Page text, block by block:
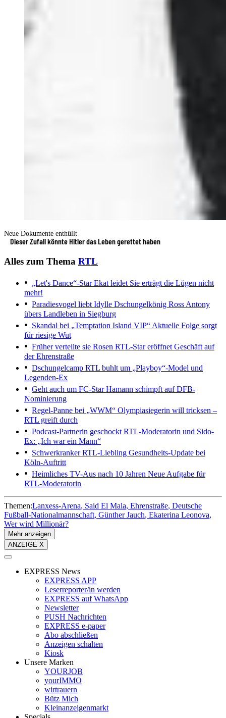
Neue Dokumente enthüllt
Dieser Zufall könnte Hitler das Leben gerettet haben
Alles zum Thema RTL
„Let's Dance“-Star Ekat leidet Sie erträgt die Lügen nicht
mehr!
Paradiesvogel liebt Idylle Dschungelkönig Ross Antony
übers Landleben in Siegburg
Skandal bei „Temptation Island VIP“ Aktuelle Folge sorgt
für riesige Wut
Früher verteilte sie Rosen RTL-Star eröffnet Geschäft auf
der Ehrenstraße
Dschungelcamp RTL buhlt um „Playboy“-Model und
Legenden-Ex
Geht auch um FC-StarHamann schimpft auf DFB-
Nominierung
Regel-Panne bei „WWM“ Olympiasiegerin will tricksen –
RTL greift durch
Podcast-Partnerin geschockt RTL-Moderatorin und Sido-
Ex: „Ich war ein Mann“
Schwerkranker RTL-Liebling Gesundheits-Update bei
Köln-Auftritt
Heimliches TV-Aus nach 10 Jahren Neue Aufgabe für
RTL-Moderatorin
Themen:Lanxess-Arena Said El Mala Ehrenstraße Deutsche
Fußball-Nationalmannschaft Günther Jauch Ekaterina Leonova
Wer wird Millionär?
Mehr anzeigen
ANZEIGE X
EXPRESS News
EXPRESS APP
Leserreporter/in werden
EXPRESS auf WhatsApp
Newsletter
PUSH Nachrichten
EXPRESS e-paper
Abo abschließen
Anzeigen schalten
Kiosk
Unsere Marken
YOURJOB
yourIMMO
wirtrauern
Bütz Mich
Kleinanzeigenmarkt